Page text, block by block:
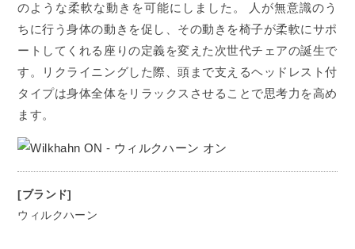
のような柔軟な動きを可能にしました。 人が無意識のう
ちに行う身体の動きを促し、その動きを椅子が柔軟にサポ
ートしてくれる座りの定義を変えた次世代チェアの誕生で
す。リクライニングした際、頭まで支えるヘッドレスト付
タイプは身体全体をリラックスさせることで思考力を高め
ます。
[ブランド]
ウィルクハーン